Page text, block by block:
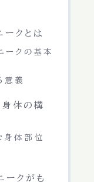
ークとは
ークの基本
意義
体の構
体部位
ークがも